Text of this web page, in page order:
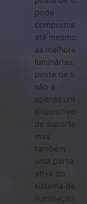
pode
comprometer
até mesmo
as melhores
luminárias. O
poste de luz
não é
apenas um
dispositivo
de suporte,
mas
também
uma parte
ativa do
sistema de
iluminação.